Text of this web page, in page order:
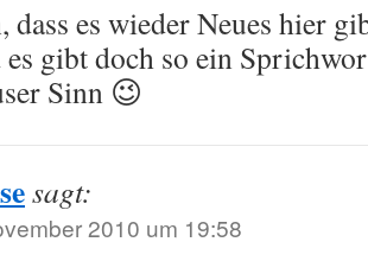
dass es wieder Neues hier
gibt doch so ein
Sinn 😉
sagt:
2010 um 19:58